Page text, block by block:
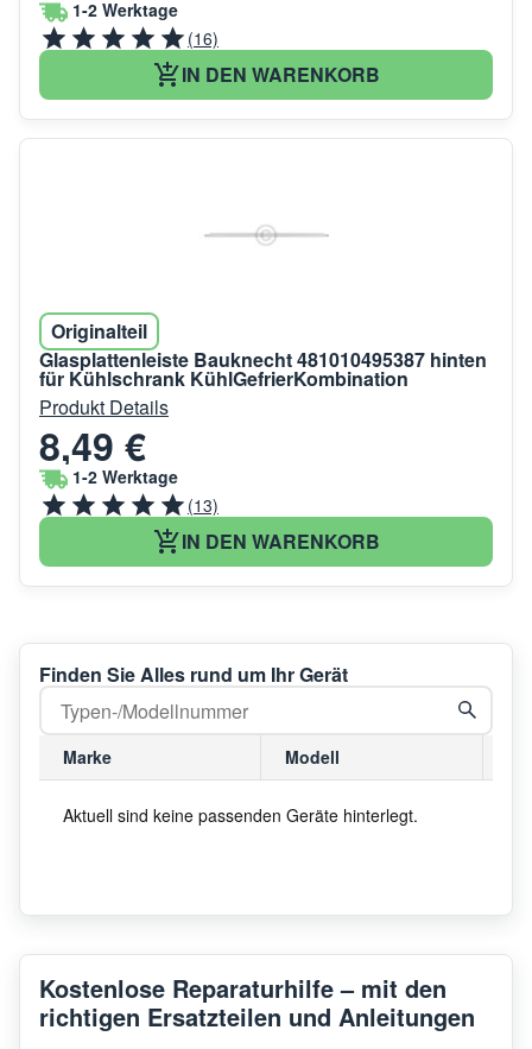
1-2 Werktage
(16)
IN DEN WARENKORB
Originalteil
Glasplattenleiste Bauknecht 481010495387 hinten
für Kühlschrank KühlGefrierKombination
Produkt Details
8,49 €
1-2 Werktage
(13)
IN DEN WARENKORB
Finden Sie Alles rund um Ihr Gerät
Marke Modell
Aktuell sind keine passenden Geräte hinterlegt.
Kostenlose Reparaturhilfe – mit den
richtigen Ersatzteilen und Anleitungen